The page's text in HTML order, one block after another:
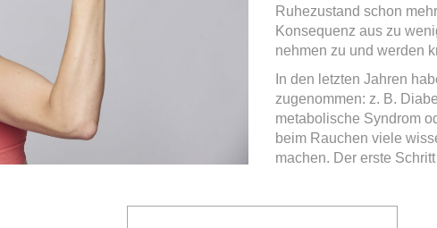
Ruhezustand schon
Konsequenz aus zu
nehmen zu und werden
In den letzten Jahren
zugenommen: z. B.
metabolische Syndrom
beim Rauchen viele
machen. Der erste